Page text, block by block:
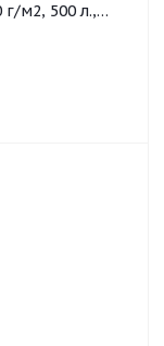
г/м2, 500 л.,